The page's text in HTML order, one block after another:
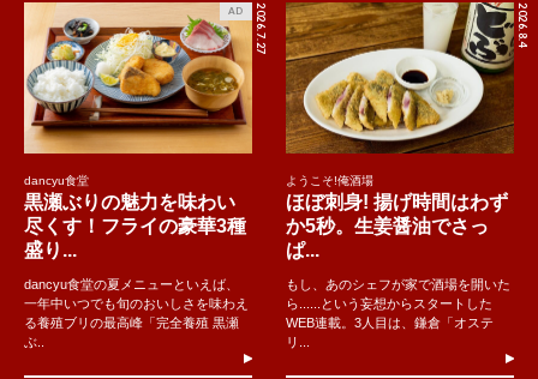
2026.7.27
AD
dancyu食堂
黒瀬ぶりの魅力を味わい
尽くす！フライの豪華3種
盛り...
dancyu食堂の夏メニューといえば、
一年中いつでも旬のおいしさを味わえ
る養殖ブリの最高峰「完全養殖 黒瀬
ぶ..
2026.8.4
ようこそ!俺酒場
ほぼ刺身! 揚げ時間はわず
か5秒。生姜醤油でさっ
ぱ...
もし、あのシェフが家で酒場を開いた
ら......という妄想からスタートした
WEB連載。3人目は、鎌倉「オステ
リ...